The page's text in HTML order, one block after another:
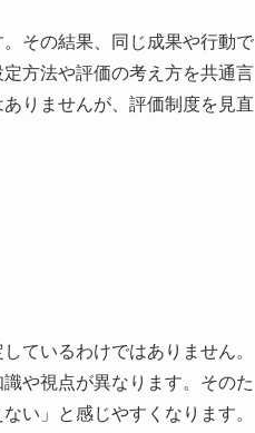
その結果、同じ成果や行動で
方法や評価の考え方を共通言
りませんが、評価制度を見直
ているわけではありません。
や視点が異なります。そのた
い」と感じやすくなります。